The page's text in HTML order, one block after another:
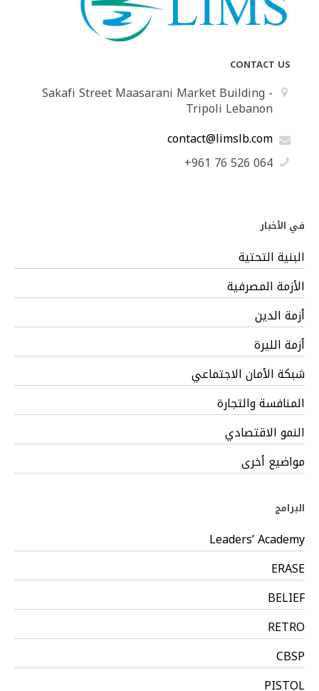
CONTACT US
Sakafi Street Maasarani Market Building -
Tripoli Lebanon
contact@limslb.com
+961 76 526 064
في الأخبار
البنية التحتية
الأزمة المصرفية
أزمة الدين
أزمة الليرة
شبكة الأمان الاجتماعي
المنافسة والتجارة
النمو الاقتصادي
مواضيع أخرى
البرامج
Leaders’ Academy
ERASE
BELIEF
RETRO
CBSP
PISTOL